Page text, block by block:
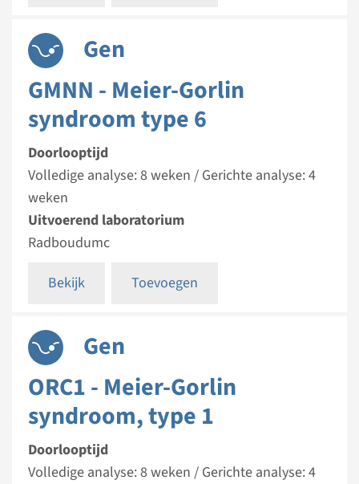
Gen
GMNN - Meier-Gorlin
syndroom type 6
Doorlooptijd
Volledige analyse: 8 weken / Gerichte analyse: 4
weken
Uitvoerend laboratorium
Radboudumc
Bekijk
Toevoegen
Gen
ORC1 - Meier-Gorlin
syndroom, type 1
Doorlooptijd
Volledige analyse: 8 weken / Gerichte analyse: 4